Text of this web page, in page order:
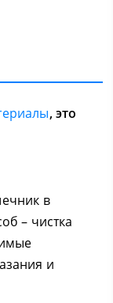
, это
в
– чистка
и